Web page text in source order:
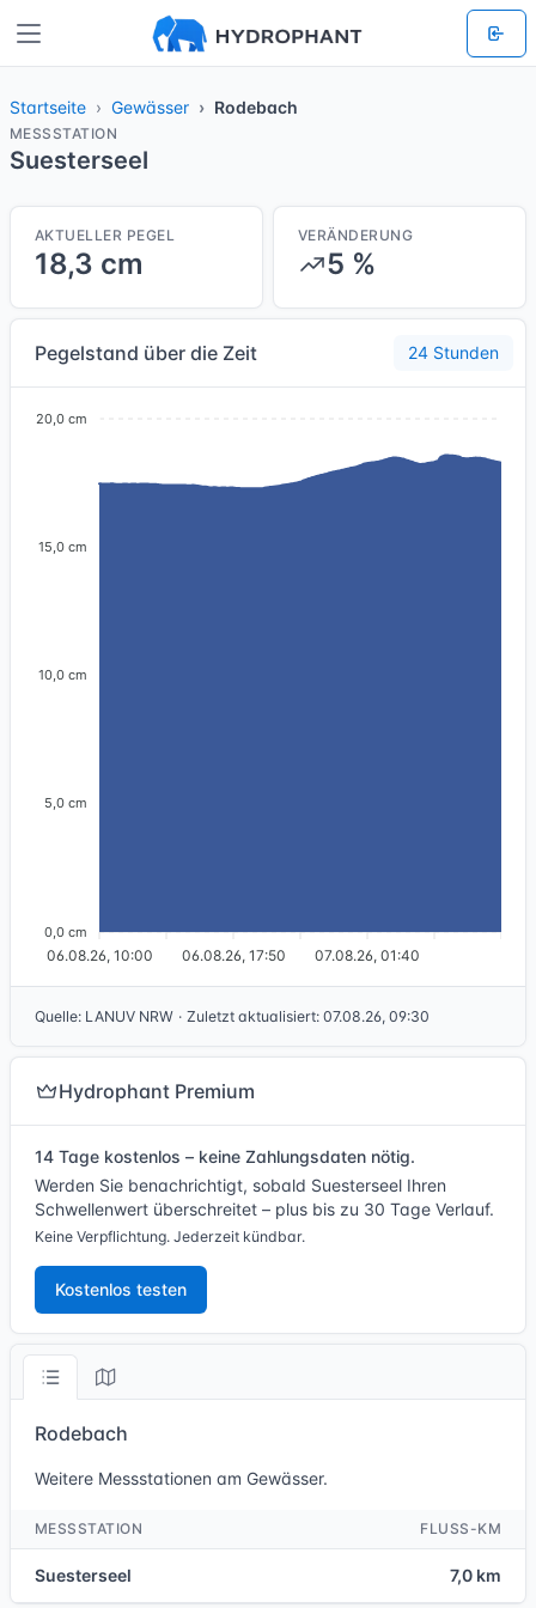
Startseite Gewässer Rodebach
MESSSTATION
Suesterseel
AKTUELLER PEGEL
18,3 cm
VERÄNDERUNG
5 %
Pegelstand über die Zeit 24 Stunden
20,0 cm
15,0 cm
10,0 cm
5,0 cm
0,0 cm
06.08.26, 10:00 06.08.26, 17:50 07.08.26, 01:40
Quelle: LANUV NRW · Zuletzt aktualisiert: 07.08.26, 09:30
Hydrophant Premium
14 Tage kostenlos – keine Zahlungsdaten nötig.
Werden Sie benachrichtigt, sobald Suesterseel Ihren
Schwellenwert überschreitet – plus bis zu 30 Tage Verlauf.
Keine Verpflichtung. Jederzeit kündbar.
Kostenlos testen
Rodebach
Weitere Messstationen am Gewässer.
MESSSTATION FLUSS-KM
Suesterseel 7,0 km